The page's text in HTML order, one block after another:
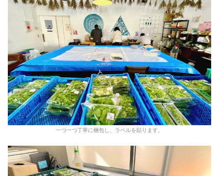
一つ一つ丁寧に梱包し、ラベルを貼ります。